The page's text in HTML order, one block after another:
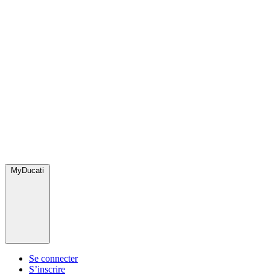
MyDucati
Se connecter
S’inscrire